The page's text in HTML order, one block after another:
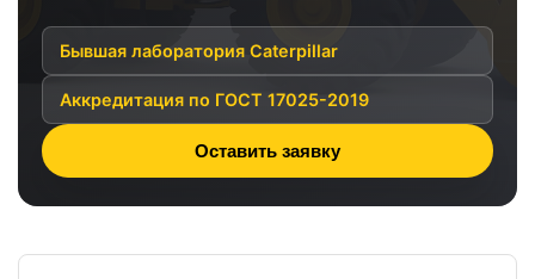
Бывшая лаборатория Caterpillar
Аккредитация по ГОСТ 17025-2019
Оставить заявку